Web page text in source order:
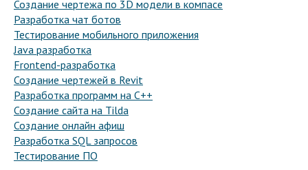
Создание чертежа по 3D модели в компасе
Разработка чат ботов
Тестирование мобильного приложения
Java разработка
Frontend-разработка
Создание чертежей в Revit
Разработка программ на C++
Создание сайта на Tilda
Создание онлайн афиш
Разработка SQL запросов
Тестирование ПО